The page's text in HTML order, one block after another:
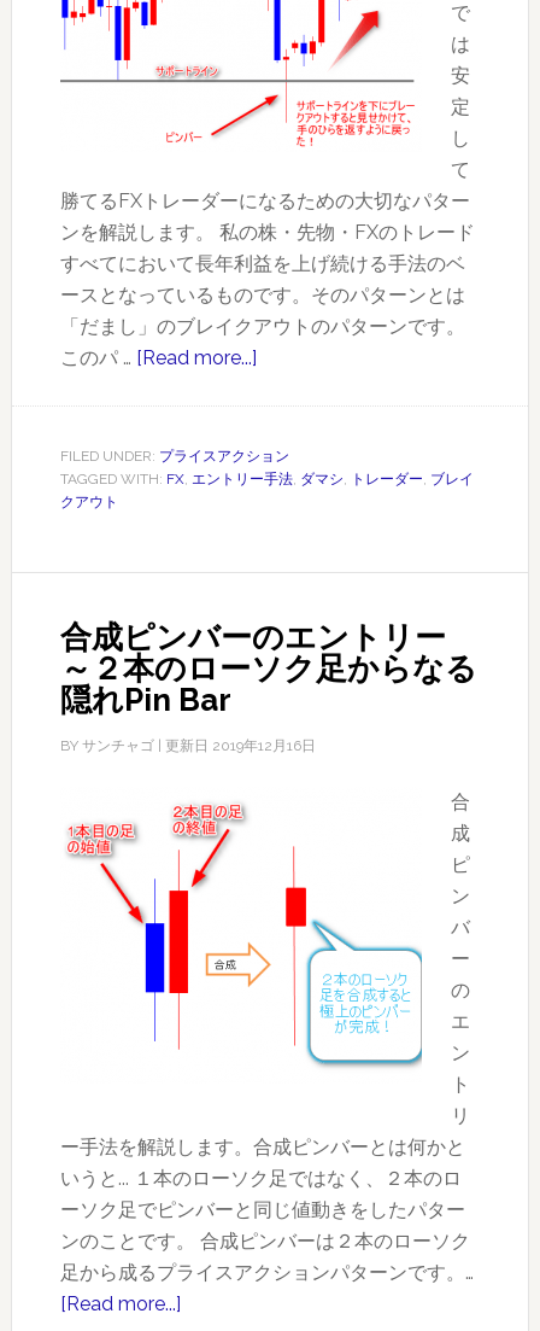
で
は
安
定
し
て
勝てるFXトレーダーになるための大切なパター
ンを解説します。 私の株・先物・FXのトレード
すべてにおいて長年利益を上げ続ける手法のベ
ースとなっているものです。そのパターンとは
「だまし」のブレイクアウトのパターンです。
このパ … [Read more...]
し」
の
イ
ア
ウ
定
し
め
の
カ
ギ
FILED UNDER: プライスアクション
TAGGED WITH: FX, エントリー手法, ダマシ, トレーダー, ブレイ
クアウト
合成ピンバーのエントリー
～２本のローソク足からなる
隠れPin Bar
BY サンチャゴ| 更新日 2019年12月16日
合
成
ピ
ン
バ
ー
の
エ
ン
ト
リ
ー手法を解説します。合成ピンバーとは何かと
いうと... １本のローソク足ではなく、２本のロ
ーソク足でピンバーと同じ値動きをしたパター
ンのことです。 合成ピンバーは２本のローソク
足から成るプライスアクションパターンです。…
[Read more...]